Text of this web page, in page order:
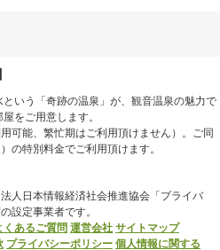
いう「奇跡の温泉」が、観音温泉の魅力で
をご用意します。
可能、繁忙期はご利用頂けません）。ご同
の特別料金でご利用頂けます。
人日本情報経済社会推進協会「プライバ
設定事業者です。
くあるご質問 運営会社サイトマップ
プライバシーポリシー個人情報に関する